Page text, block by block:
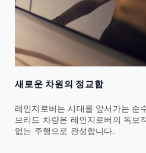
새로운 차원의 정교함
레인지로버는 시대를 앞서가는 순
브리드 차량은 레인지로버의 독보
없는 주행으로 완성합니다.